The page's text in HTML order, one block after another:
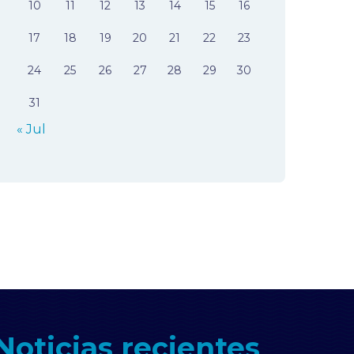
10 11 12 13 14 15 16
17 18 19 20 21 22 23
24 25 26 27 28 29 30
31
« Jul